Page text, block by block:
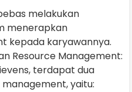
melakukan
menerapkan
kepada karyawannya.
Resource Management:
terdapat dua
yaitu: